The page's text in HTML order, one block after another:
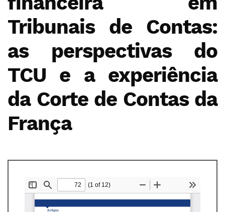
Tribunais de Contas:
as perspectivas do
TCU e a experiência
da Corte de Contas da
França